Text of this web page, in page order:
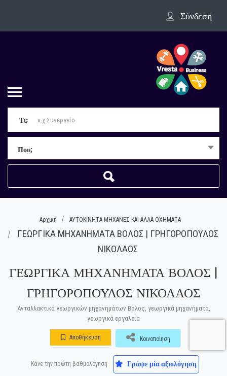
Σύνδεση
Τι;
Που;
Αρχική ΑΥΤΟΚΙΝΗΤΑ ΜΗΧΑΝΕΣ ΚΑΙ ΑΛΛΑ ΟΧΗΜΑΤΑ
ΓΕΩΡΓΙΚΑ ΜΗΧΑΝΗΜΑΤΑ ΒΟΛΟΣ | ΓΡΗΓΟΡΟΠΟΥΛΟΣ
ΝΙΚΟΛΑΟΣ
ΓΕΩΡΓΙΚΑ ΜΗΧΑΝΗΜΑΤΑ ΒΟΛΟΣ |
ΓΡΗΓΟΡΟΠΟΥΛΟΣ ΝΙΚΟΛΑΟΣ
Ανταλλακτικά γεωργικών μηχανημάτων Βόλος, γεωργικά μηχανήματα,
γεωργικά εργαλεία
Αποθήκευση Κοινοποίηση
Κάνε την πρώτη βαθμολόγηση Γράψε μία αξιολόγηση